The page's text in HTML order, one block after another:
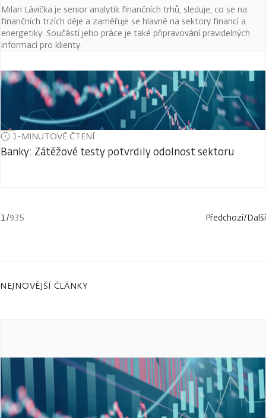
Milan Lávička je senior analytik finančních trhů, sleduje, co se na
finančních trzích děje a zaměřuje se hlavně na sektory financí a
energetiky. Součástí jeho práce je také připravování pravidelných
informací pro klienty.
1-MINUTOVÉ ČTENÍ
Banky: Zátěžové testy potvrdily odolnost sektoru
1/935 Předchozí/Další
NEJNOVĚJŠÍ ČLÁNKY